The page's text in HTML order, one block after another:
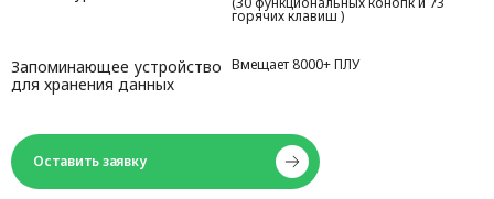
горячих клавиш )
Запоминающее устройство
для хранения данных
Вмещает 8000+ ПЛУ
Скорость печати 80 мм/сек
Интерфейсы USB / RJ45 / RS232 / RJ11
Оставить заявку